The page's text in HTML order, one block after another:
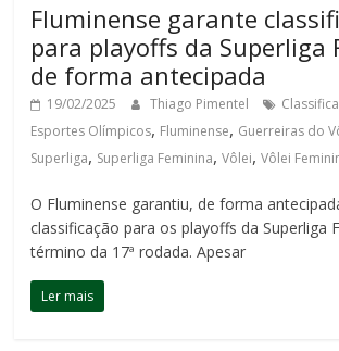
Fluminense garante
para playoffs da Superliga
de forma antecipada
19/02/2025 Thiago Pimentel
Esportes Olímpicos, Fluminense, Guerreiras do
Superliga, Superliga Feminina,Vôlei,Vôlei
O Fluminense garantiu, de forma
classificação para os playoffs da Superliga
término da 17ª rodada. Apesar
Ler mais